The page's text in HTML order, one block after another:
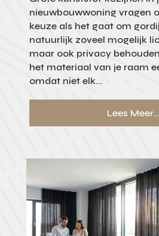
nieuwbouwwoning vragen
keuze als het gaat om
natuurlijk zoveel mogelijk
maar ook privacy
het materiaal van je raam
omdat niet elk...
Lees Meer...